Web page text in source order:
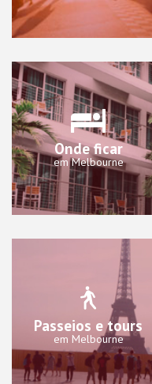
Onde ficar
em Melbourne
Passeios e tours
em Melbourne